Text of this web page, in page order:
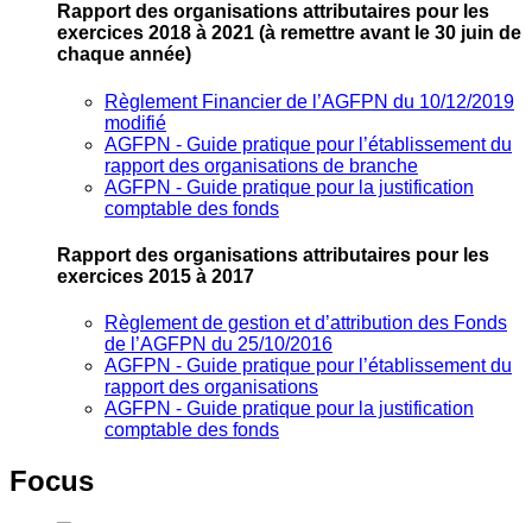
Rapport des organisations attributaires pour les
exercices 2018 à 2021 (à remettre avant le 30 juin de
chaque année)
Règlement Financier de l’AGFPN du 10/12/2019
modifié
AGFPN ‐ Guide pratique pour l’établissement du
rapport des organisations de branche
AGFPN ‐ Guide pratique pour la justification
comptable des fonds
Rapport des organisations attributaires pour les
exercices 2015 à 2017
Règlement de gestion et d’attribution des Fonds
de l’AGFPN du 25/10/2016
AGFPN ‐ Guide pratique pour l’établissement du
rapport des organisations
AGFPN ‐ Guide pratique pour la justification
comptable des fonds
Focus